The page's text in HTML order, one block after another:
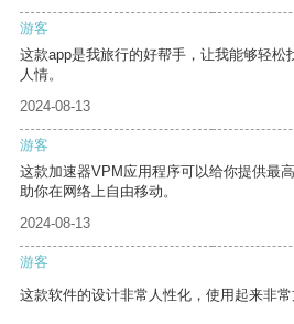
游客
这款app是我旅行的好帮手，让我能够轻松
人情。
2024-08-13
游客
这款加速器VPM应用程序可以给你提供最
助你在网络上自由移动。
2024-08-13
游客
这款软件的设计非常人性化，使用起来非常